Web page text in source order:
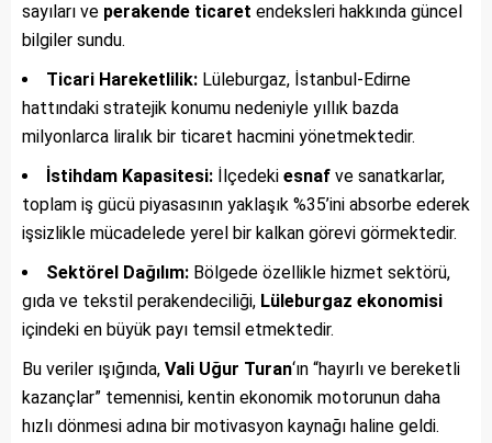
sayıları ve perakende ticaret endeksleri hakkında güncel
bilgiler sundu.
Ticari Hareketlilik: Lüleburgaz, İstanbul-Edirne
hattındaki stratejik konumu nedeniyle yıllık bazda
milyonlarca liralık bir ticaret hacmini yönetmektedir.
İstihdam Kapasitesi: İlçedeki esnaf ve sanatkarlar,
toplam iş gücü piyasasının yaklaşık %35’ini absorbe ederek
işsizlikle mücadelede yerel bir kalkan görevi görmektedir.
Sektörel Dağılım: Bölgede özellikle hizmet sektörü,
gıda ve tekstil perakendeciliği, Lüleburgaz ekonomisi
içindeki en büyük payı temsil etmektedir.
Bu veriler ışığında, Vali Uğur Turan‘ın “hayırlı ve bereketli
kazançlar” temennisi, kentin ekonomik motorunun daha
hızlı dönmesi adına bir motivasyon kaynağı haline geldi.